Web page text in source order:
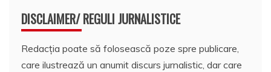
DISCLAIMER/ REGULI JURNALISTICE
Redacția poate să folosească poze spre publicare,
care ilustrează un anumit discurs jurnalistic, dar care